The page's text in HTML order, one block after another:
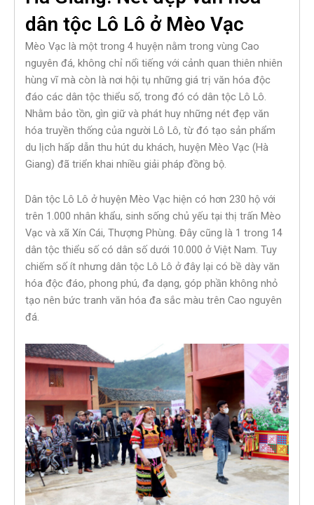
dân tộc Lô Lô ở Mèo Vạc
Mèo Vạc là một trong 4 huyện nằm trong vùng Cao
nguyên đá, không chỉ nổi tiếng với cảnh quan thiên nhiên
hùng vĩ mà còn là nơi hội tụ những giá trị văn hóa độc
đáo các dân tộc thiểu số, trong đó có dân tộc Lô Lô.
Nhằm bảo tồn, gìn giữ và phát huy những nét đẹp văn
hóa truyền thống của người Lô Lô, từ đó tạo sản phẩm
du lịch hấp dẫn thu hút du khách, huyện Mèo Vạc (Hà
Giang) đã triển khai nhiều giải pháp đồng bộ.
Dân tộc Lô Lô ở huyện Mèo Vạc hiện có hơn 230 hộ với
trên 1.000 nhân khẩu, sinh sống chủ yếu tại thị trấn Mèo
Vạc và xã Xín Cái, Thượng Phùng. Đây cũng là 1 trong 14
dân tộc thiểu số có dân số dưới 10.000 ở Việt Nam. Tuy
chiếm số ít nhưng dân tộc Lô Lô ở đây lại có bề dày văn
hóa độc đáo, phong phú, đa dạng, góp phần không nhỏ
tạo nên bức tranh văn hóa đa sắc màu trên Cao nguyên
đá.